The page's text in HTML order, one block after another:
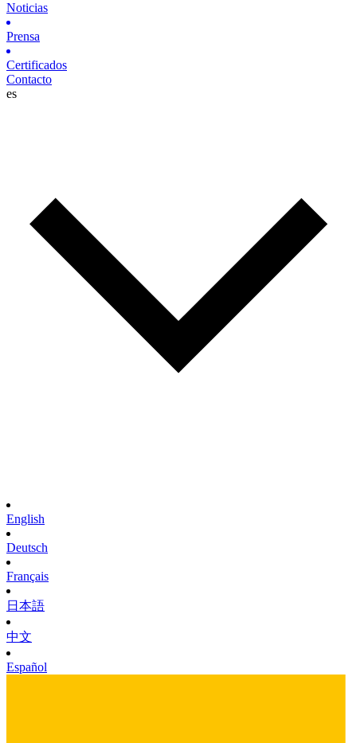
Noticias
Prensa
Certificados
Contacto
es
English
Deutsch
Français
日本語
中文
Español